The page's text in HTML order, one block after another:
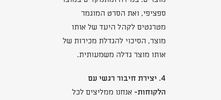
ספציפי, ואת הסרט המוגמר
מטרגטים לקהל היעד של אותו
מוצר, הסיכוי להגדלת מכירות של
אותו מוצר גדלה משמעותית.
4. יצירת חיבור רגשי עם
הלקוחות- אנחנו ממליצים לכל